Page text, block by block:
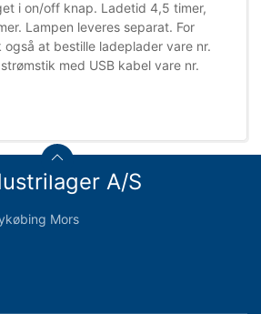
i on/off knap. Ladetid 4,5 timer,
Lampen leveres separat. For
også at bestille ladeplader vare nr.
med USB kabel vare nr.
A/S
Mors